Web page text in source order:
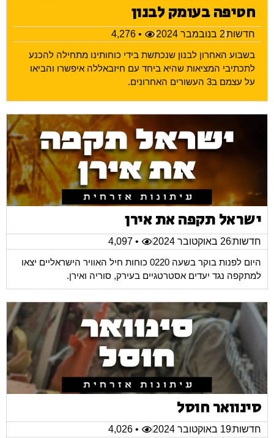
חטיפה בעומק לבנון
חדשות2 בנובמבר 2024
• 4,276
בשבוע האחרון לבנון שנכתשת בידי כוחותינו מתחילה להכנע
לתכתיבי המציאות שהיא ביחד עם חיזבאללה איפשרו והביאו
על עצמם ב3 העשורים האחרונים.
ישראל תקפה את אירן
חדשות26 באוקטובר 2024
• 4,097
היום לפנות בוקר בשעה 0220 כוחות חיל האוויר הישראליים יצאו
למתקפה נגד יעדים אסטרטגיים בעירק, סוריה ואירן.
סינוואר חוסל
חדשות19 באוקטובר 2024
• 4,026